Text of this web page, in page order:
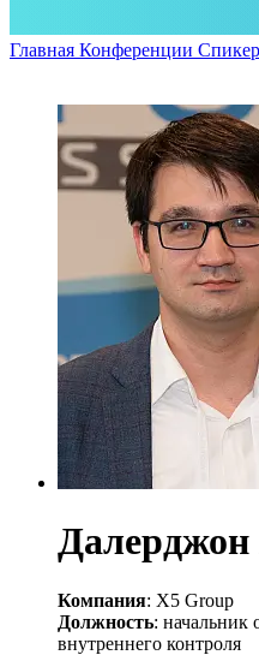
Главная Конференции
Компания: X5 Group
Должность: начальник
внутреннего контроля